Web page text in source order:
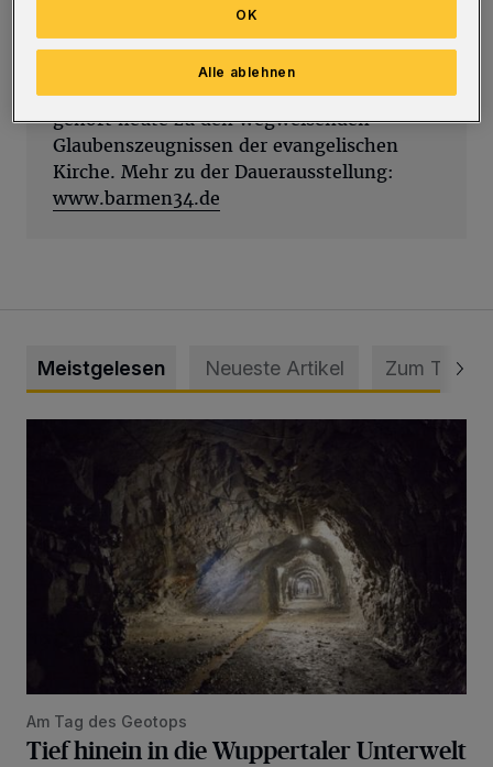
Wuppertal die Barmer Theologische
Erklärung verabschiedet. Diese biblisch
begründete Absage an den
Allmachtsanspruch der Nationalsozialisten
gehört heute zu den wegweisenden
Glaubenszeugnissen der evangelischen
Kirche. Mehr zu der Dauerausstellung:
www.barmen34.de
Meistgelesen Neueste Artikel Zum Thema
Am Tag des Geotops
Tief hinein in die Wuppertaler Unterwelt
Alle ablehnen
OK